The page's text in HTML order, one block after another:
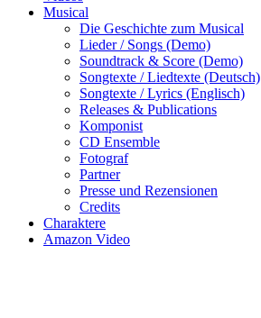
Musical
Die Geschichte zum Musical
Lieder / Songs (Demo)
Soundtrack & Score (Demo)
Songtexte / Liedtexte (Deutsch)
Songtexte / Lyrics (Englisch)
Releases & Publications
Komponist
CD Ensemble
Fotograf
Partner
Presse und Rezensionen
Credits
Charaktere
Amazon Video